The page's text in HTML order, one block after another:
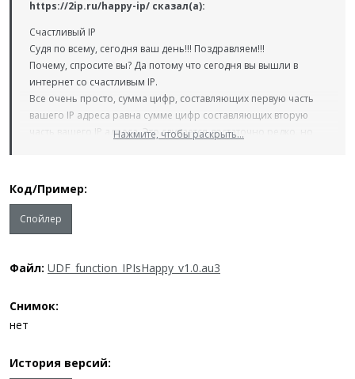
https://2ip.ru/happy-ip/ сказал(а):
Счастливый IP
Судя по всему, сегодня ваш день!!! Поздравляем!!!
Почему, спросите вы? Да потому что сегодня вы вышли в
интернет со счастливым IP.
Все очень просто, сумма цифр, составляющих первую часть
вашего IP адреса равна сумме цифр составляющих вторую
часть вашего IP адреса. Это случается достаточно редко, но
большие деньги или выскажите наконец шефу все, что вы о
нем думаете. Ведь сегодня ваш день и есть шанс, что все это
закончится в вашу пользу
Нажмите, чтобы раскрыть...
Код/Пример:
Спойлер
Файл: UDF_function_IPIsHappy_v1.0.au3
Снимок:
нет
История версий: